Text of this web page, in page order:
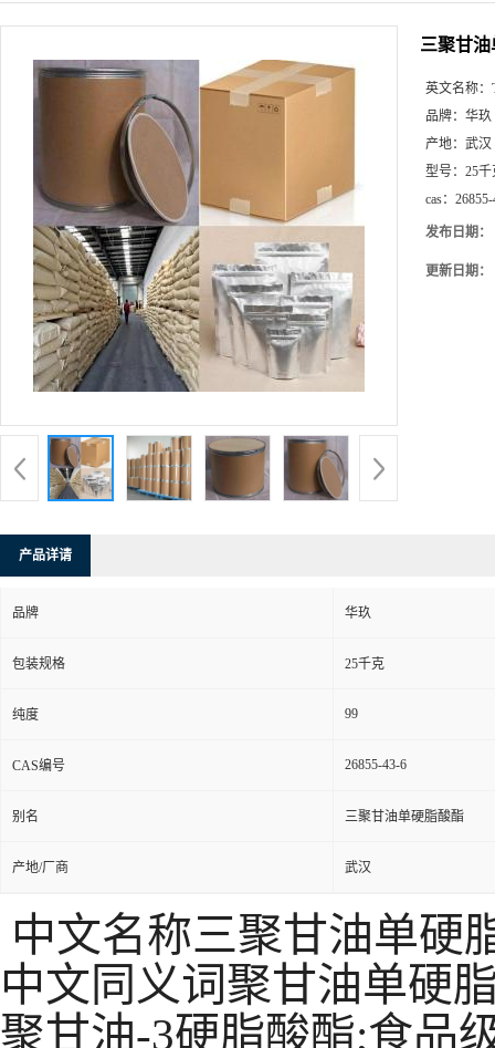
三聚甘
英文名称：
品牌： 华玖
产地： 武汉
型号： 25千
cas：
发布日期：
更新日期：
产品详请
品牌 华玖
包装规格 25千克
纯度 99
CAS编号 26855-43-6
别名 三聚甘油单硬脂酸酯
产地/厂商 武汉
中文名称三聚甘油单硬
中文同义词聚甘油单硬
聚甘油-3硬脂酸酯;食品